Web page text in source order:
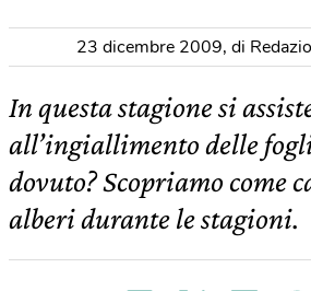
23 dicembre 2009, di
In questa stagione si
all’ingiallimento delle
dovuto? Scopriamo come
alberi durante le stagioni.